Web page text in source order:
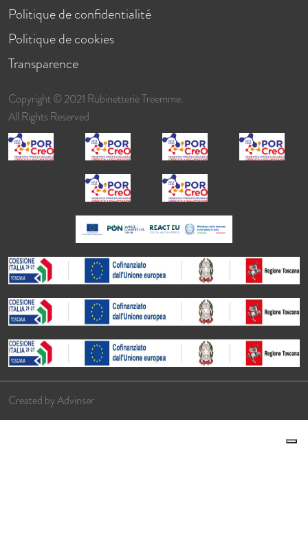
Politique de confidentialité
Politique de cookies
Transparence
Copyright © 2021 Rubinetterie Treemme.
All Rights Reserved
Created byAdvinser